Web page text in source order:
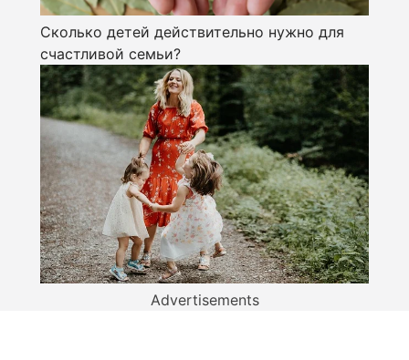
Сколько детей действительно нужно для
счастливой семьи?
Advertisements